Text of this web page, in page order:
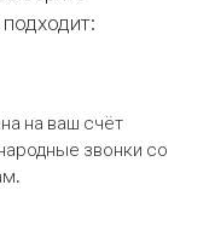
на ваш счёт
звонки со